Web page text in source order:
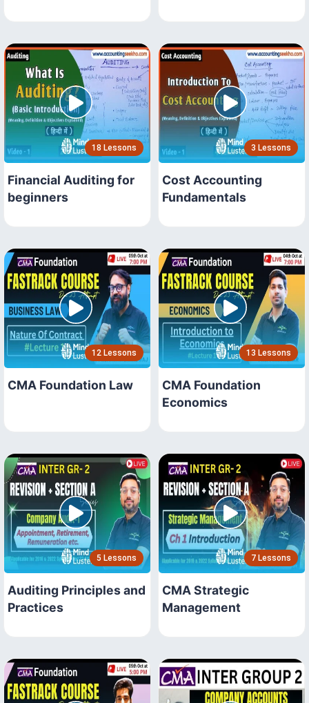
18 Lessons
Financial Auditing for
beginners
3 Lessons
Cost Accounting
Fundamentals
12 Lessons
CMA Foundation Law
13 Lessons
CMA Foundation
Economics
5 Lessons
Auditing Principles and
Practices
7 Lessons
CMA Strategic
Management